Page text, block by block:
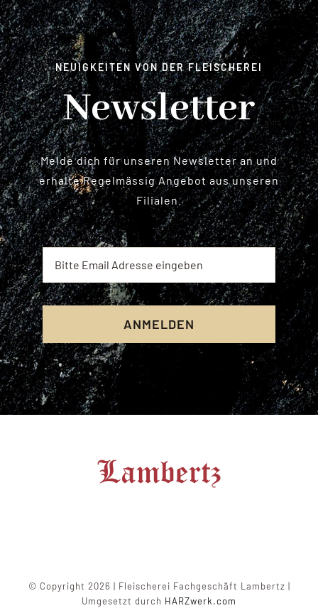
NEUIGKEITEN VON DER FLEISCHEREI
Newsletter
Melde dich für unseren Newsletter an und
erhalte Regelmässig Angebot aus unseren
Filialen.
ANMELDEN
© Copyright 2026 | Fleischerei Fachgeschäft Lambertz |
Umgesetzt durch HARZwerk.com